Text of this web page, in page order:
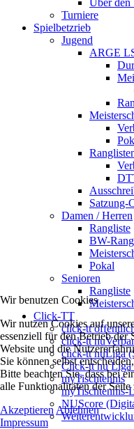
Über den
Turniere
Spielbetzrieb
Jugend
ARGE
Satzung-
Damen / Herren
Rangliste
BW-
Pokal
Senioren
Rangliste
Click-TT
click-tt
click-tt
click-tt nuLiga
Click-tt nu Liga
myTischtennis
myTischtennis-
NUScore
Wir benutzen Cookies
Wir nutzen Cookies auf
essenziell für den Betrieb der
Website und die
Sie können selbst
Bitte beachten Sie, dass bei
alle Funktionalitäten der
Akzeptieren Ablehnen
Impressum